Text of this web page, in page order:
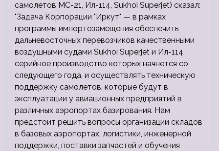
самолетов МС-21, Ил-114, Sukhoi Superjet) сказал:
"Задача Корпорации "Иркут" — в рамках
программы импортозамещения обеспечить
дальневосточных перевозчиков качественными
воздушными судами Sukhoi Superjet и Ил-114,
серийное производство которых начнется со
следующего года, и осуществлять техническую
поддержку самолетов, которые будут в
эксплуатации у авиационных предприятий в
различных аэропортах базирования. Нам
предстоит решить вопросы организации складов
в базовых аэропортах, логистики, инженерной
поддержки, поставки запчастей и обучения